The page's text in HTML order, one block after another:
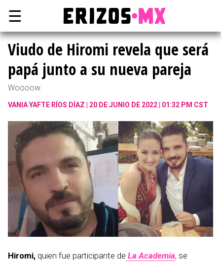
☰
Viudo de Hiromi revela que será
papá junto a su nueva pareja
Woooow.
VANIA YAFTE RÍOS DÍAZ 20 DE JUNIO DE 2022 | 01:32 PM CST
Hiromi, quien fue participante de La Academia, se